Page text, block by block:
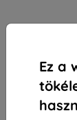
Ez a